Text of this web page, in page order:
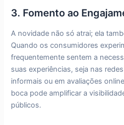
3. Fomento ao
A novidade não só atrai; ela
Quando os consumidores
frequentemente sentem a
suas experiências, seja nas
informais ou em avaliações
boca pode amplificar a
públicos.